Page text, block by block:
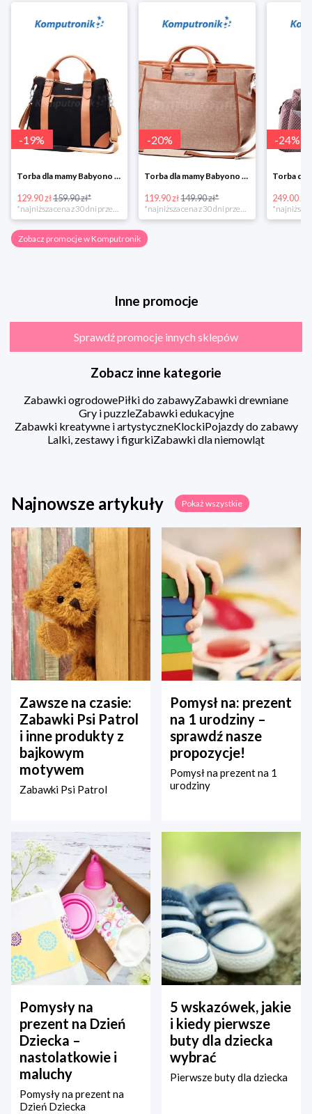
-19%
Torba dla mamy Babyono 1505/01 Comfort Icoinic 5/5
129.90 zł159.90 zł*
-20%
Torba dla mamy Babyono 1507/01 Comfort Chic w super cenie
119.90 zł149.90 zł*
-24%
249.00 zł
Zobacz promocje w Komputronik
Inne promocje
Sprawdź promocje innych sklepów
Zobacz inne kategorie
Zabawki ogrodowePiłki do zabawyZabawki drewniane
Gry i puzzleZabawki edukacyjne
Zabawki kreatywne i artystyczneKlockiPojazdy do zabawy
Lalki, zestawy i figurkiZabawki dla niemowląt
Najnowsze artykuły Pokaż wszystkie
Zawsze na czasie:
Zabawki Psi Patrol
i inne produkty z
bajkowym
motywem
Zabawki Psi Patrol
Pomysł na: prezent
na 1 urodziny –
sprawdź nasze
propozycje!
Pomysł na prezent na 1
urodziny
Pomysły na
prezent na Dzień
Dziecka –
nastolatkowie i
maluchy
Pomysły na prezent na
Dzień Dziecka
5 wskazówek, jakie
i kiedy pierwsze
buty dla dziecka
wybrać
Pierwsze buty dla dziecka